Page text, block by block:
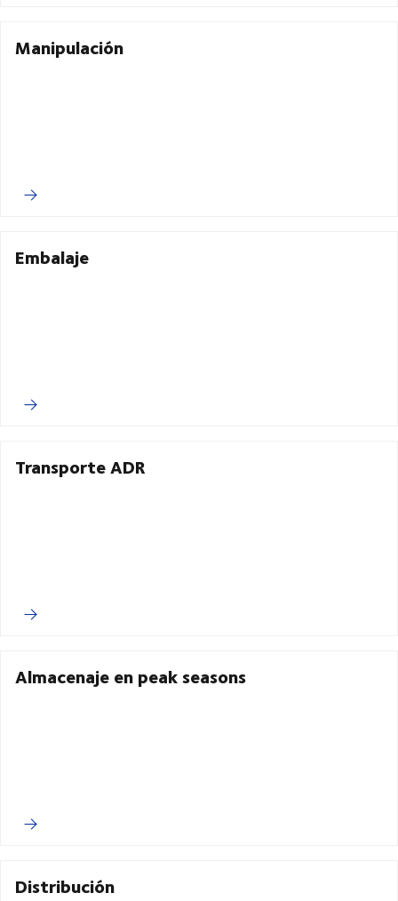
Manipulación
Embalaje
Transporte ADR
Almacenaje en peak seasons
Distribución